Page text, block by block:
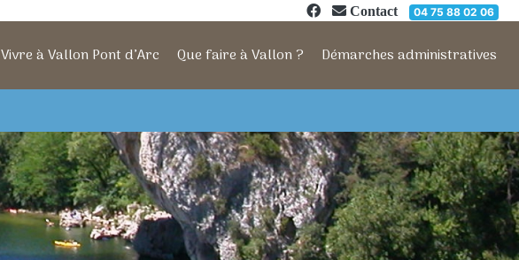
Contact 04 75 88 02 06
Vivre à Vallon Pont d’Arc Que faire à Vallon ? Démarches administratives